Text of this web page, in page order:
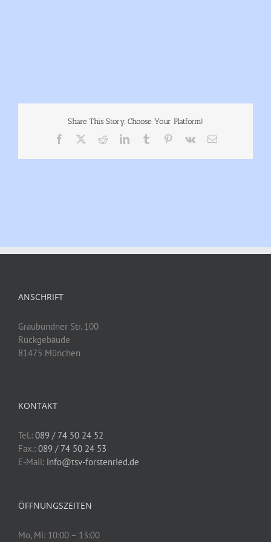
Share This Story, Choose Your Platform!
Facebook RedditLinkedInTumblr Pinterest
Vk
E-
ANSCHRIFT
Graubündner Str. 100
Rückgebäude
81475 München
KONTAKT
Tel.: 089 / 74 50 24 52
Fax.: 089 / 74 50 24 53
E-Mail: info@tsv-forstenried.de
ÖFFNUNGSZEITEN
Mo, Mi: 10:00 – 13:00